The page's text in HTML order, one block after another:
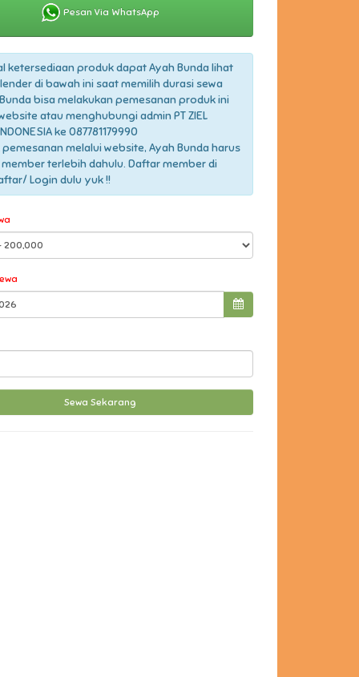
Pesan Via WhatsApp
ketersediaan produk dapat Ayah Bunda lihat
di bawah ini saat memilih durasi sewa
bisa melakukan pemesanan produk ini
atau menghubungi admin PT ZIEL
ke 087781179990
melalui website, Ayah Bunda harus
terlebih dahulu. Daftar member di
Login dulu yuk !!